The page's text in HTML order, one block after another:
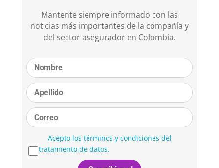
Mantente siempre informado con las
noticias más importantes de la compañía y
del sector asegurador en Colombia.
Acepto los términos y condiciones del
tratamiento de datos.